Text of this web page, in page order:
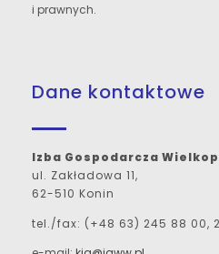
i prawnych.
Dane kontaktowe
Izba Gospodarcza
ul. Zakładowa 11,
62-510 Konin
tel./fax: (+48 63) 245 88 00,